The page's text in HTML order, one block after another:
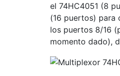
el 74HC4051 (8
(16 puertos) para
los puertos 8/16
momento dado),